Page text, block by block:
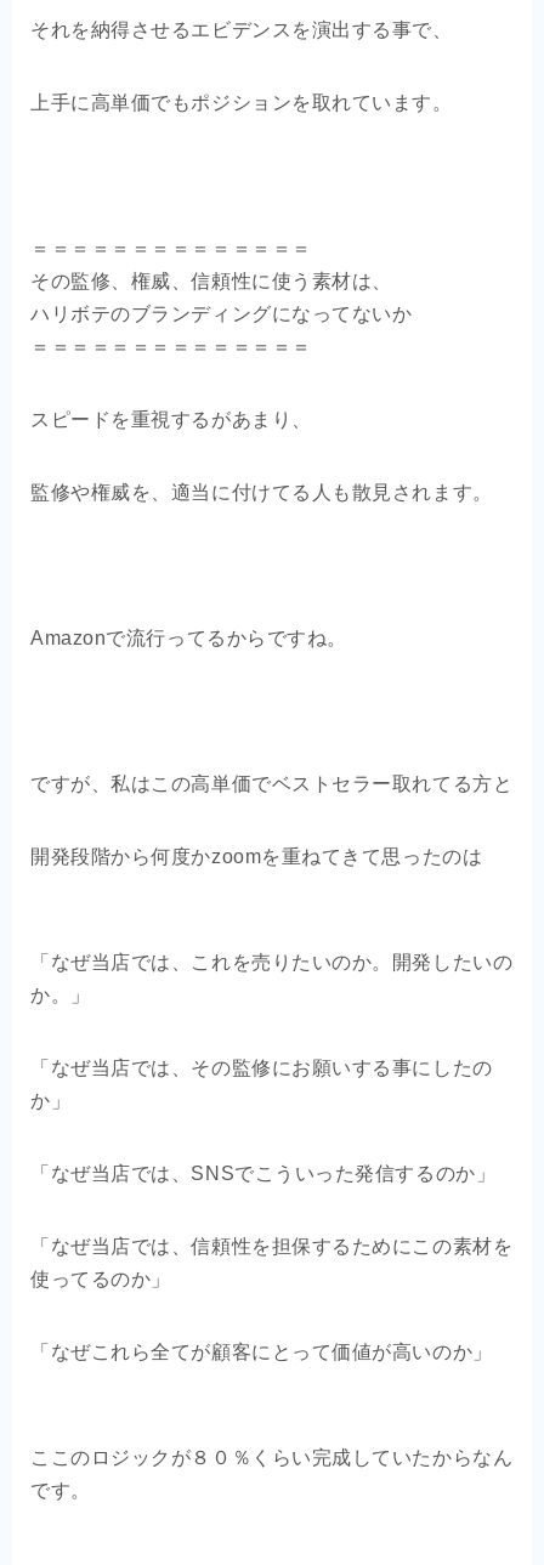
それを納得させるエビデンスを演出する事で、
上手に高単価でもポジションを取れています。
＝＝＝＝＝＝＝＝＝＝＝＝＝＝
その監修、権威、信頼性に使う素材は、
ハリボテのブランディングになってないか
＝＝＝＝＝＝＝＝＝＝＝＝＝＝
スピードを重視するがあまり、
監修や権威を、適当に付けてる人も散見されます。
Amazonで流行ってるからですね。
ですが、私はこの高単価でベストセラー取れてる方と
開発段階から何度かzoomを重ねてきて思ったのは
「なぜ当店では、これを売りたいのか。開発したいの
か。」
「なぜ当店では、その監修にお願いする事にしたの
か」
「なぜ当店では、SNSでこういった発信するのか」
「なぜ当店では、信頼性を担保するためにこの素材を
使ってるのか」
「なぜこれら全てが顧客にとって価値が高いのか」
ここのロジックが８０％くらい完成していたからなん
です。